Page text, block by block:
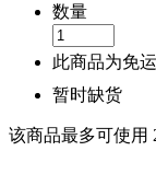
数量
此商品为免
暂时缺货
该商品最多可使用